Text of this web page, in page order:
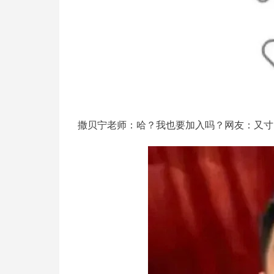
撒贝宁老师：哈？我也要加入吗？网友：又